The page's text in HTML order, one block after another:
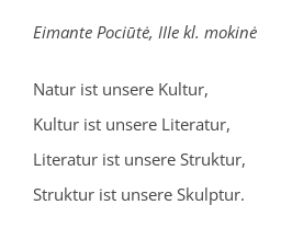
Eimante Pociūtė, IIIe kl. mokinė
Natur ist unsere Kultur,
Kultur ist unsere Literatur,
Literatur ist unsere Struktur,
Struktur ist unsere Skulptur.